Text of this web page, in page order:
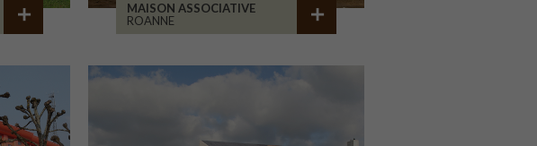
MAISON ASSOCIATIVE
ROANNE